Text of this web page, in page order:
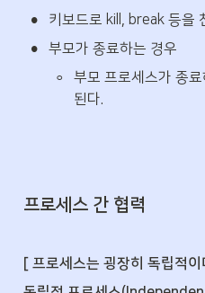
• 키보드로 kill, break 등을
• 부모가 종료하는 경우
◦
부모 프로세스가 종
된다.
프로세스 간 협력
[ 프로세스는 굉장히 독립적이